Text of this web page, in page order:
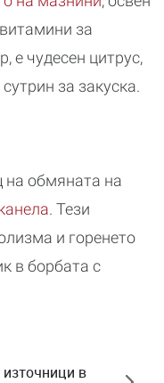
за
е чудесен цитрус,
за закуска.
на обмяната на
. Тези
и горенето
в борбата с
в